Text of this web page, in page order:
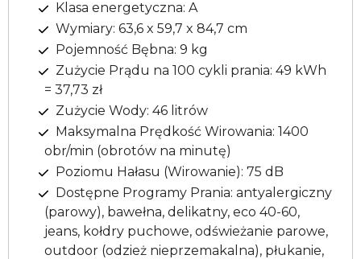
Klasa energetyczna: A
Wymiary: 63,6 x 59,7 x 84,7 cm
Pojemność Bębna: 9 kg
Zużycie Prądu na 100 cykli prania: 49 kWh
= 37,73 zł
Zużycie Wody: 46 litrów
Maksymalna Prędkość Wirowania: 1400
obr/min (obrotów na minutę)
Poziomu Hałasu (Wirowanie): 75 dB
Dostępne Programy Prania: antyalergiczny
(parowy), bawełna, delikatny, eco 40-60,
jeans, kołdry puchowe, odświeżanie parowe,
outdoor (odzież nieprzemakalna), płukanie,